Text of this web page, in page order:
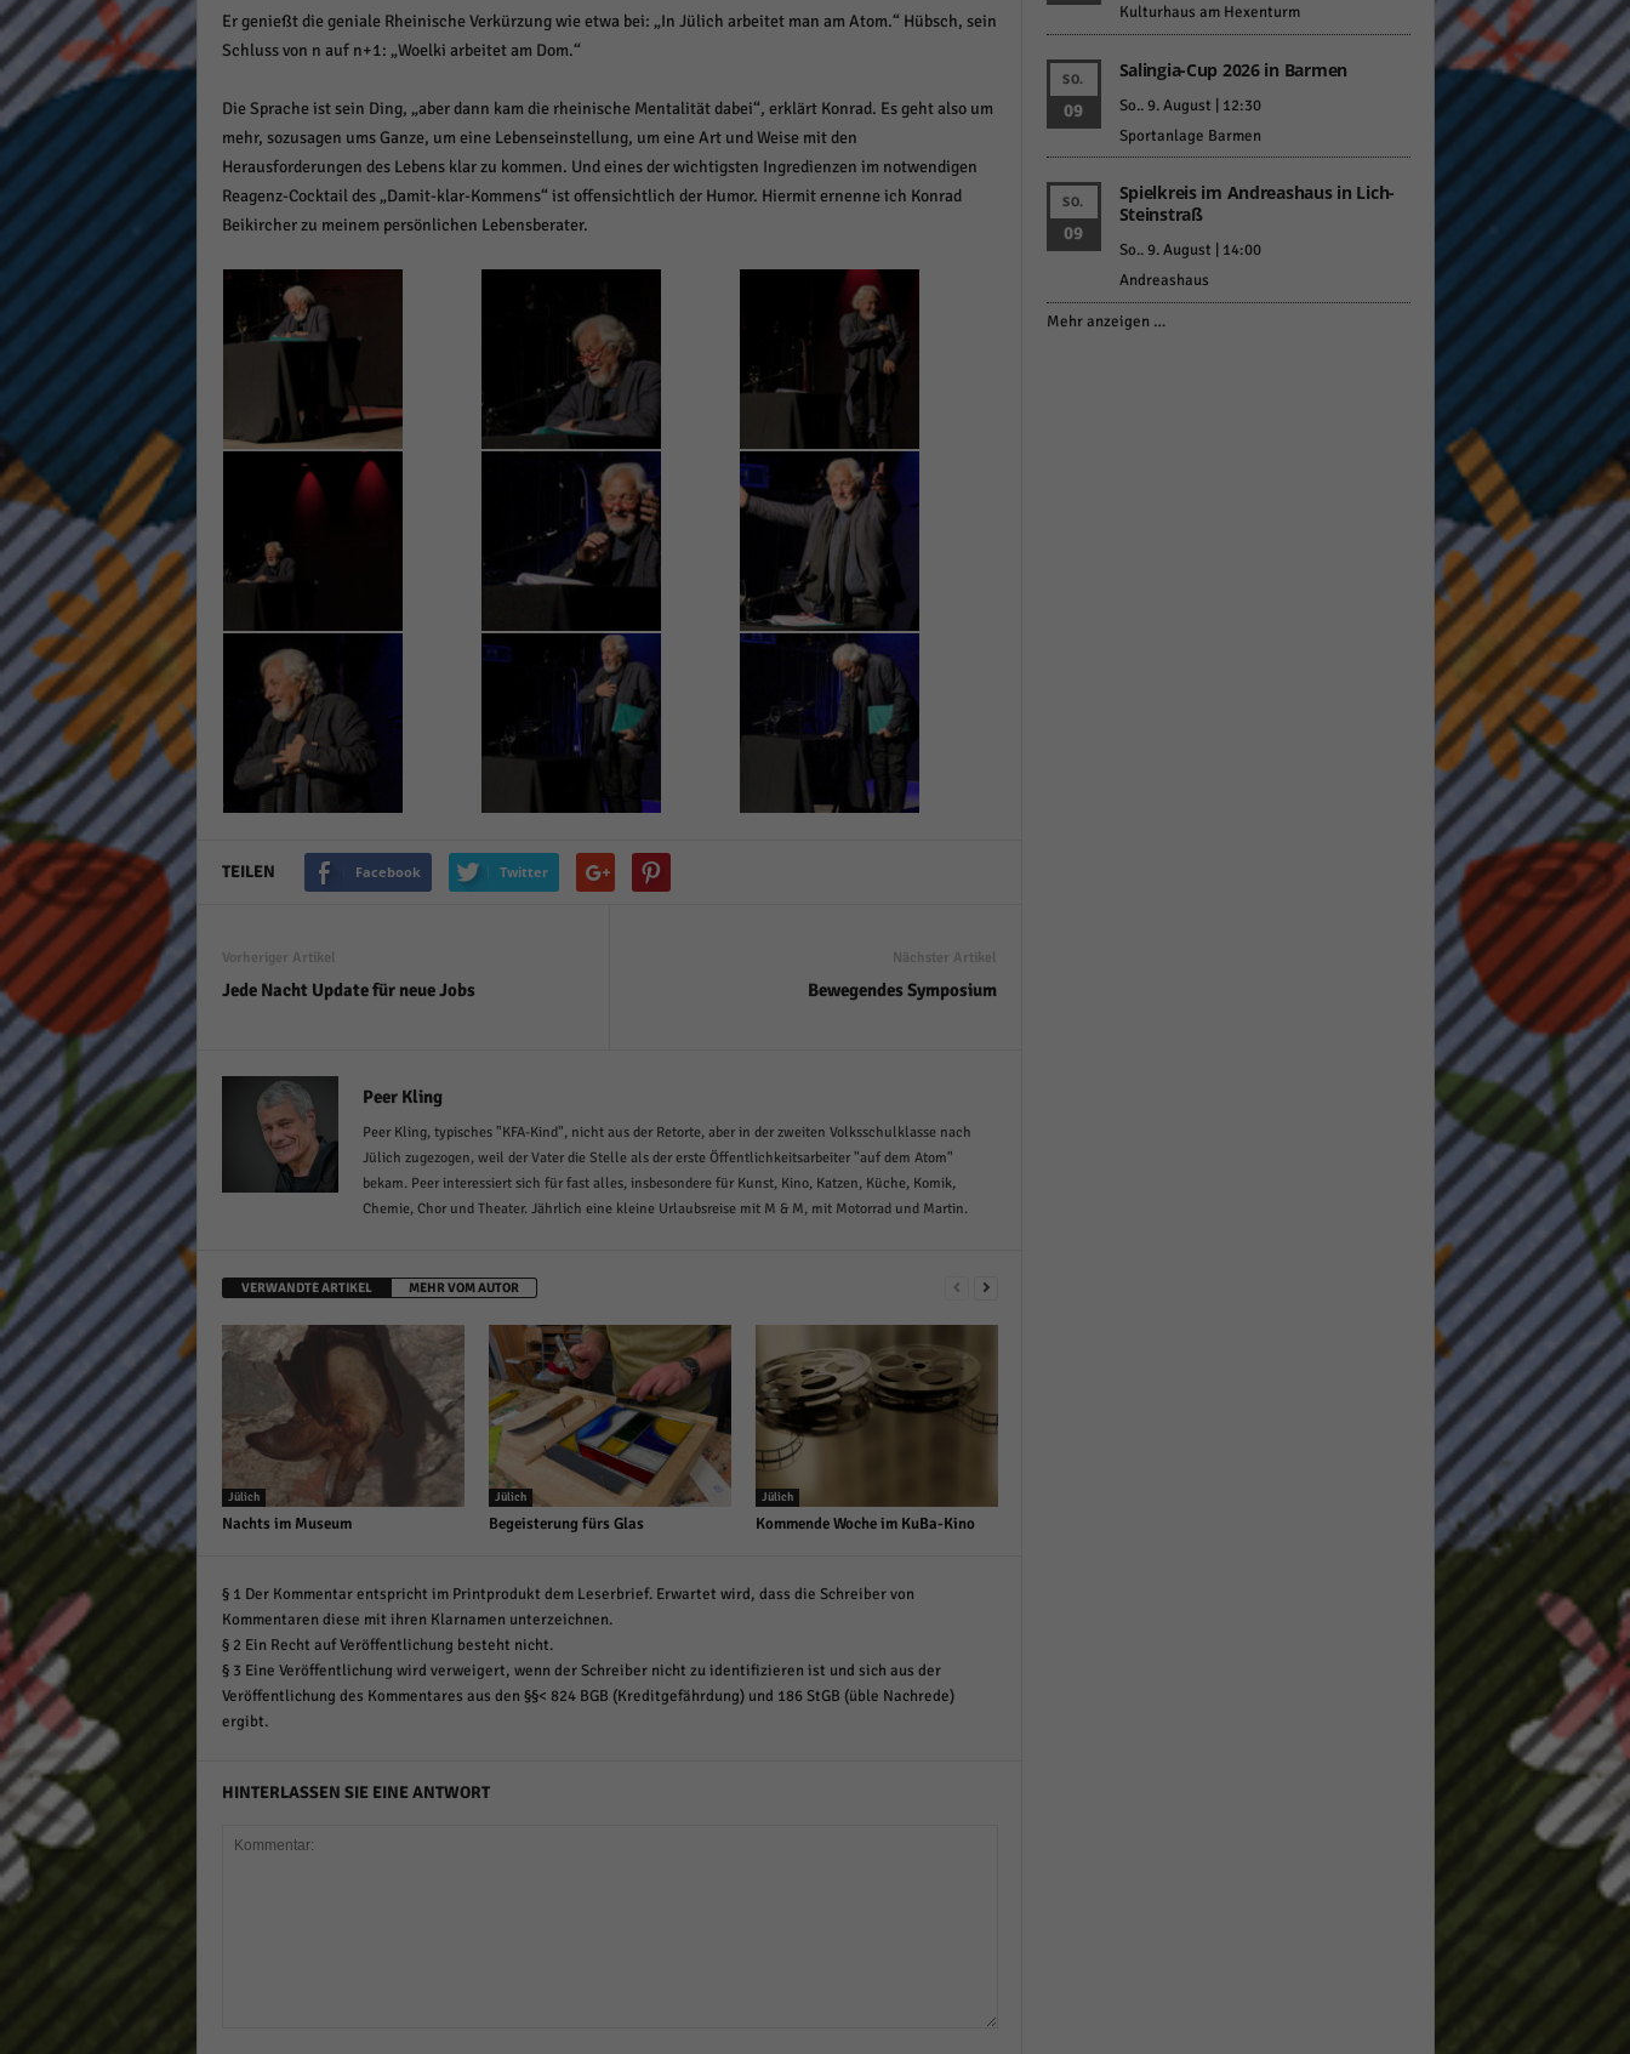
Er genießt die geniale Rheinische Verkürzung wie etwa bei: „In Jülich arbeitet man am Atom.“ Hübsch, sein
Schluss von n auf n+1: „Woelki arbeitet am Dom.“
Die Sprache ist sein Ding, „aber dann kam die rheinische Mentalität dabei“, erklärt Konrad. Es geht also um
mehr, sozusagen ums Ganze, um eine Lebenseinstellung, um eine Art und Weise mit den
Herausforderungen des Lebens klar zu kommen. Und eines der wichtigsten Ingredienzen im notwendigen
Reagenz-Cocktail des „Damit-klar-Kommens“ ist offensichtlich der Humor. Hiermit ernenne ich Konrad
Beikircher zu meinem persönlichen Lebensberater.
TEILEN Facebook Twitter
Vorheriger Artikel
Jede Nacht Update für neue Jobs
Nächster Artikel
Bewegendes Symposium
Peer Kling
Peer Kling, typisches "KFA-Kind", nicht aus der Retorte, aber in der zweiten Volksschulklasse nach
Jülich zugezogen, weil der Vater die Stelle als der erste Öffentlichkeitsarbeiter "auf dem Atom"
bekam. Peer interessiert sich für fast alles, insbesondere für Kunst, Kino, Katzen, Küche, Komik,
Chemie, Chor und Theater. Jährlich eine kleine Urlaubsreise mit M & M, mit Motorrad und Martin.
VERWANDTE ARTIKEL MEHR VOM AUTOR
Jülich
Nachts im Museum
Jülich
Begeisterung fürs Glas
Jülich
Kommende Woche im KuBa-Kino
§ 1 Der Kommentar entspricht im Printprodukt dem Leserbrief. Erwartet wird, dass die Schreiber von
Kommentaren diese mit ihren Klarnamen unterzeichnen.
§ 2 Ein Recht auf Veröffentlichung besteht nicht.
§ 3 Eine Veröffentlichung wird verweigert, wenn der Schreiber nicht zu identifizieren ist und sich aus der
Veröffentlichung des Kommentares aus den §§< 824 BGB (Kreditgefährdung) und 186 StGB (üble Nachrede)
ergibt.
HINTERLASSEN SIE EINE ANTWORT
Kulturhaus am Hexenturm
SO.
09
Salingia-Cup 2026 in Barmen
So.. 9. August | 12:30
Sportanlage Barmen
SO.
09
Spielkreis im Andreashaus in Lich-
Steinstraß
So.. 9. August | 14:00
Andreashaus
Mehr anzeigen …